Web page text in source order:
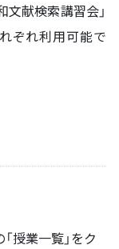
文献検索講習会」
ぞれ利用可能で
授業一覧」をク